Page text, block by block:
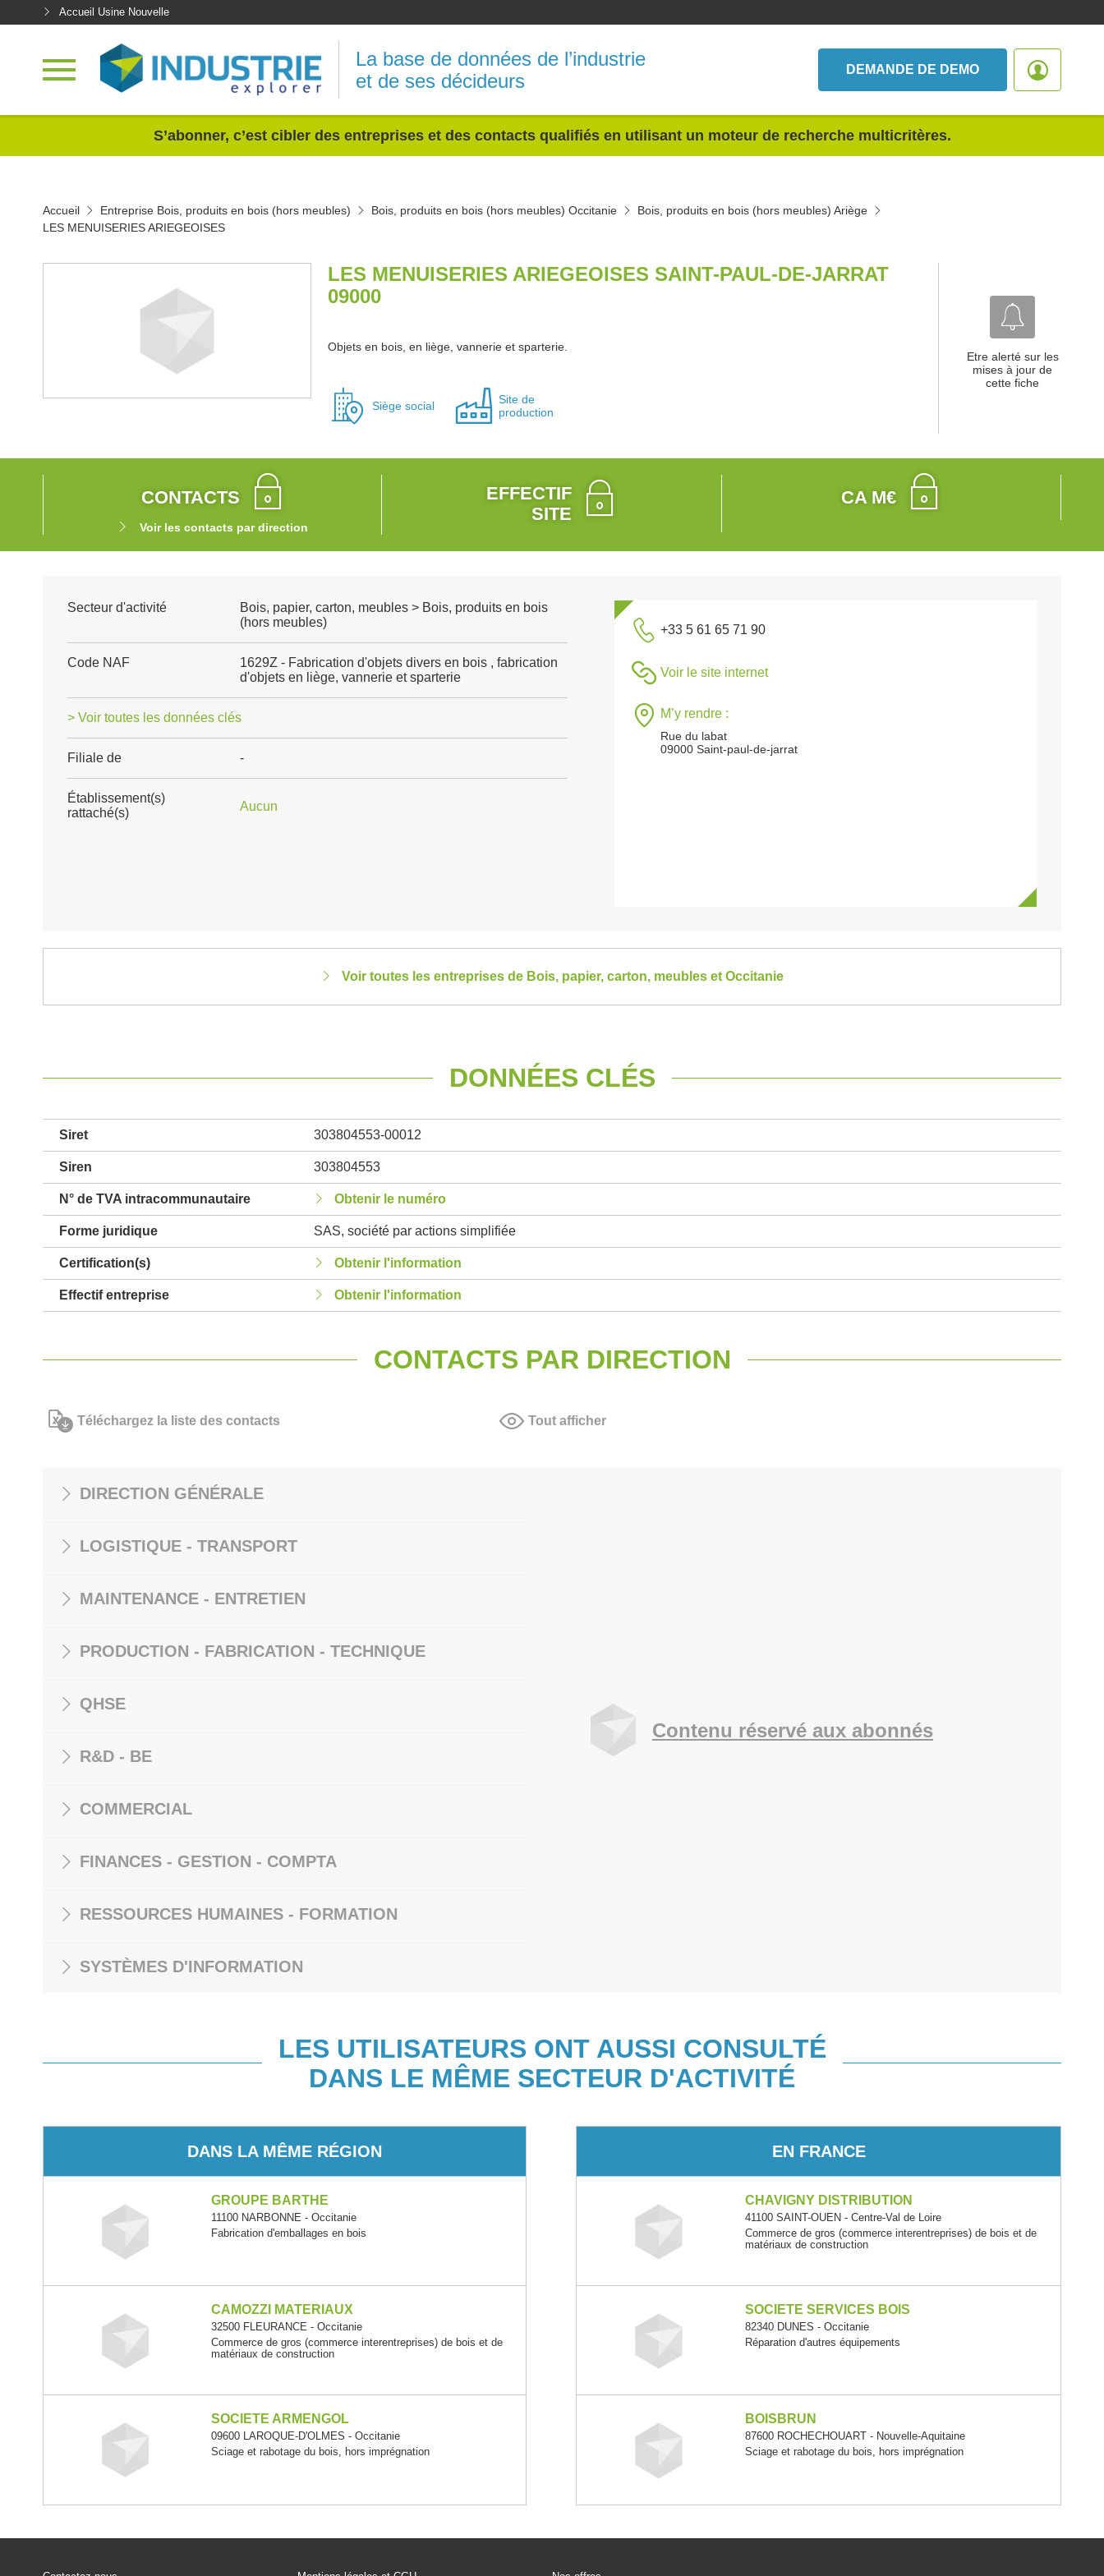
Accueil Usine Nouvelle
La base de données de l’industrie
et de ses décideurs
DEMANDE DE DEMO
S’abonner, c’est cibler des entreprises et des contacts qualifiés en utilisant un moteur de recherche multicritères.
Accueil Entreprise Bois, produits en bois (hors meubles) Bois, produits en bois (hors meubles) Occitanie
Bois, produits en bois (hors meubles) Ariège
LES MENUISERIES ARIEGEOISES
LES MENUISERIES ARIEGEOISES SAINT-PAUL-DE-JARRAT
09000
Objets en bois, en liège, vannerie et sparterie.
Siège social
Site de
production
Etre alerté sur les
mises à jour de
cette fiche
CONTACTS
Voir les contacts par direction
EFFECTIF
SITE
CA M€
Secteur d'activité
Bois, papier, carton, meubles > Bois, produits en bois
(hors meubles)
Code NAF
1629Z - Fabrication d'objets divers en bois , fabrication
d'objets en liège, vannerie et sparterie
> Voir toutes les données clés
Filiale de -
Établissement(s)
rattaché(s)
Aucun
+33 5 61 65 71 90
Voir le site internet
M’y rendre :
Rue du labat
09000 Saint-paul-de-jarrat
Voir toutes les entreprises de Bois, papier, carton, meubles et Occitanie
DONNÉES CLÉS
Siret 303804553-00012
Siren 303804553
N° de TVA intracommunautaire Obtenir le numéro
Forme juridique SAS, société par actions simplifiée
Certification(s) Obtenir l'information
Effectif entreprise Obtenir l'information
CONTACTS PAR DIRECTION
Téléchargez la liste des contacts Tout afficher
DIRECTION GÉNÉRALE
LOGISTIQUE - TRANSPORT
MAINTENANCE - ENTRETIEN
PRODUCTION - FABRICATION - TECHNIQUE
QHSE
R&D - BE
COMMERCIAL
FINANCES - GESTION - COMPTA
RESSOURCES HUMAINES - FORMATION
SYSTÈMES D'INFORMATION
Contenu réservé aux abonnés
LES UTILISATEURS ONT AUSSI CONSULTÉ
DANS LE MÊME SECTEUR D'ACTIVITÉ
DANS LA MÊME RÉGION
GROUPE BARTHE
11100 NARBONNE - Occitanie
Fabrication d'emballages en bois
CAMOZZI MATERIAUX
32500 FLEURANCE - Occitanie
Commerce de gros (commerce interentreprises) de bois et de
matériaux de construction
SOCIETE ARMENGOL
09600 LAROQUE-D'OLMES - Occitanie
Sciage et rabotage du bois, hors imprégnation
EN FRANCE
CHAVIGNY DISTRIBUTION
41100 SAINT-OUEN - Centre-Val de Loire
Commerce de gros (commerce interentreprises) de bois et de
matériaux de construction
SOCIETE SERVICES BOIS
82340 DUNES - Occitanie
Réparation d'autres équipements
BOISBRUN
87600 ROCHECHOUART - Nouvelle-Aquitaine
Sciage et rabotage du bois, hors imprégnation